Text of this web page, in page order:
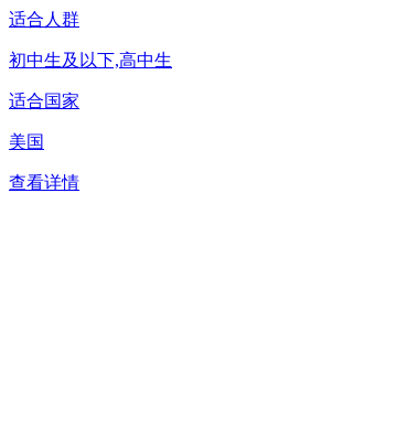
适合人群
初中生及以下,高中生
适合国家
美国
查看详情